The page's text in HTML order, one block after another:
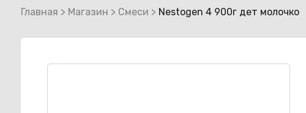
Главная > Магазин > Смеси > Nestogen 4 900г дет молочко